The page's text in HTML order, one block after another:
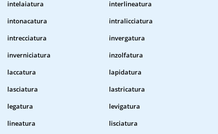
intelaiatura
interlineatura
intonacatura
intralicciatura
intrecciatura
invergatura
inverniciatura
inzolfatura
laccatura
lapidatura
lasciatura
lastricatura
legatura
levigatura
lineatura
lisciatura